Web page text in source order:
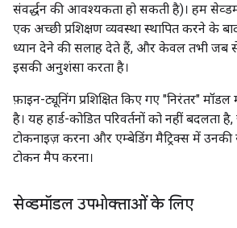
संवर्द्धन की आवश्यकता हो सकती है)। हम
एक अच्छी प्रशिक्षण व्यवस्था स्थापित करने के
ध्यान देने की सलाह देते हैं, और केवल तभी जब
इसकी अनुशंसा करता है।
फ़ाइन-ट्यूनिंग प्रशिक्षित किए गए "निरंतर"
है। यह हार्ड-कोडित परिवर्तनों को नहीं बदलता
टोकनाइज़ करना और एम्बेडिंग मैट्रिक्स में उनकी
टोकन मैप करना।
सेव्डमॉडल उपभोक्ताओं के लिए